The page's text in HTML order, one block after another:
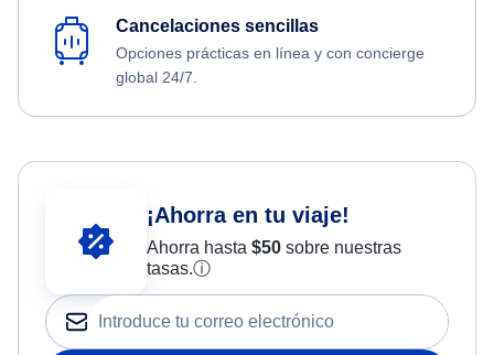
Cancelaciones sencillas
Opciones prácticas en línea y con concierge
global 24/7.
¡Ahorra en tu viaje!
Ahorra hasta $50sobre nuestras
tasas.ⓘ